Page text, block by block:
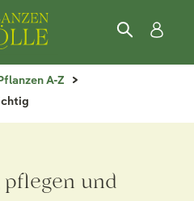
A-Z
und